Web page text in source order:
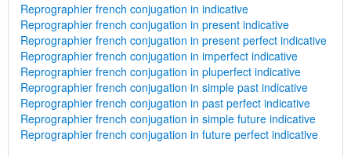
Reprographier french conjugation in indicative
Reprographier french conjugation in present indicative
Reprographier french conjugation in present perfect indicative
Reprographier french conjugation in imperfect indicative
Reprographier french conjugation in pluperfect indicative
Reprographier french conjugation in simple past indicative
Reprographier french conjugation in past perfect indicative
Reprographier french conjugation in simple future indicative
Reprographier french conjugation in future perfect indicative